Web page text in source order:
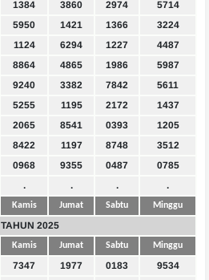
1384 3860 2974
5714
5950 1421 1366
3224
1124 6294 1227
4487
8864 4865 1986
5987
9240 3382 7842
5611
5255 1195 2172
1437
2065 8541 0393
1205
8422 1197 8748
3512
0968 9355 0487
0785
. . . .
Kamis Jumat Sabtu Minggu
TAHUN 2025
Kamis Jumat Sabtu Minggu
7347 1977 0183
9534